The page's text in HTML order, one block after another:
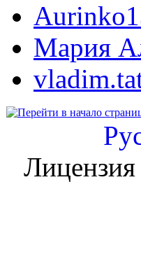
Мария
Лицензия